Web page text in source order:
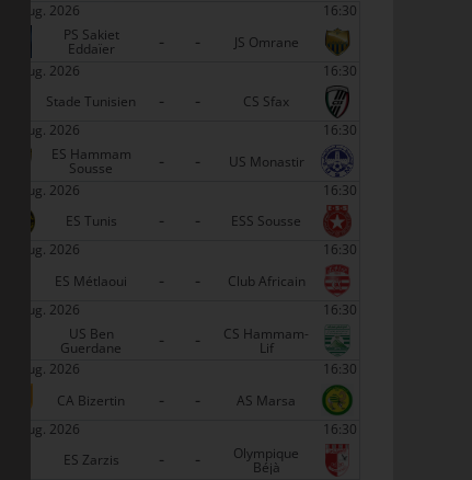
22 Aug. 2026
16:30
PS Sakiet
Eddaïer - -
JS Omrane
22 Aug. 2026
16:30
Stade Tunisien
- -
CS Sfax
22 Aug. 2026
16:30
ES Hammam
Sousse - -
US Monastir
22 Aug. 2026
16:30
ES Tunis
- -
ESS Sousse
22 Aug. 2026
16:30
ES Métlaoui
- -
Club Africain
22 Aug. 2026
16:30
US Ben
Guerdane - - CS Hammam-
Lif
22 Aug. 2026
16:30
CA Bizertin
- -
AS Marsa
22 Aug. 2026
16:30
ES Zarzis
- - Olympique
Béjà